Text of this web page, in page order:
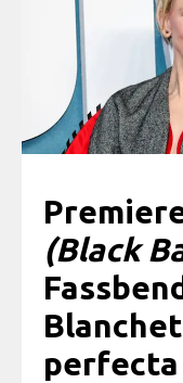
(Black
perfecta